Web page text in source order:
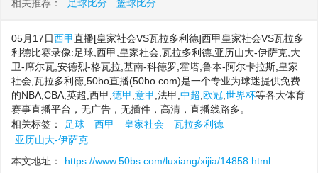
相关推荐： 足球比分 篮球比分
05月17日西甲直播[皇家社会VS瓦拉多利德]西甲皇家社会VS瓦拉多
利德比赛录像:足球,西甲,皇家社会,瓦拉多利德,亚历山大-伊萨克,大
卫-席尔瓦,安德烈-格瓦拉,基南-科德罗,霍塔,鲁本-阿尔卡拉斯,皇家
社会,瓦拉多利德,50bo直播(50bo.com)是一个专业为球迷提供免费
的NBA,CBA,英超,西甲, 德甲 意甲 ,法甲, 中超 欧冠 世界杯等各大体育
赛事直播平台，无广告，无插件，高清，直播线路多。
相关标签：
足球 西甲 皇家社会
瓦拉多利德
亚历山大-伊萨克
本文地址：
https://www.50bs.com/luxiang/xijia/14858.html